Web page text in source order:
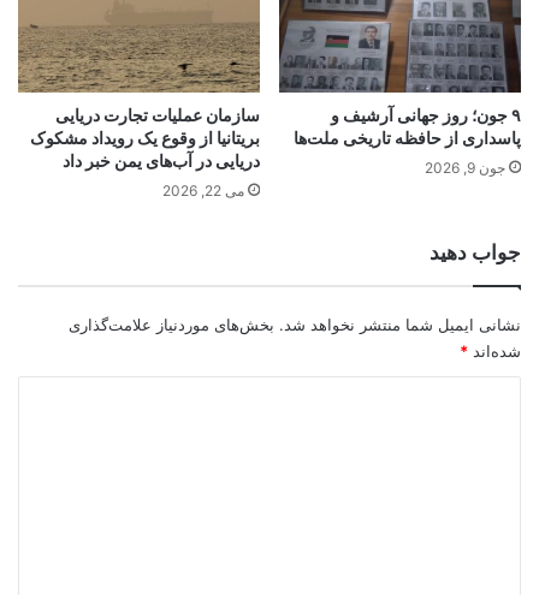
۹ جون؛ روز جهانی آرشیف و
پاسداری از حافظه تاریخی ملت‌ها
جون 9, 2026
سازمان عملیات تجارت دریایی
بریتانیا از وقوع یک رویداد مشکوک
دریایی در آب‌های یمن خبر داد
می 22, 2026
جواب دهید
نشانی ایمیل شما منتشر نخواهد شد. بخش‌های موردنیاز علامت‌گذاری
شده‌اند *